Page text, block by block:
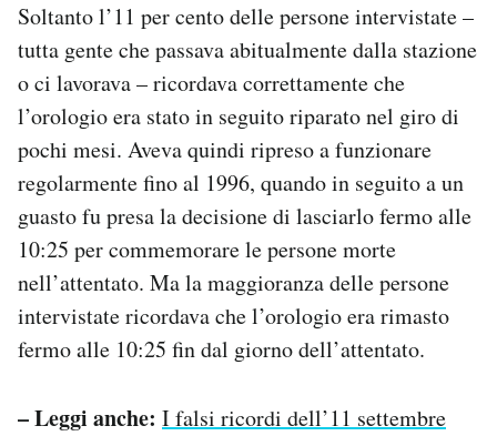
Soltanto l’11 per cento delle persone intervistate –
tutta gente che passava abitualmente dalla stazione
o ci lavorava – ricordava correttamente che
l’orologio era stato in seguito riparato nel giro di
pochi mesi. Aveva quindi ripreso a funzionare
regolarmente fino al 1996, quando in seguito a un
guasto fu presa la decisione di lasciarlo fermo alle
10:25 per commemorare le persone morte
nell’attentato. Ma la maggioranza delle persone
intervistate ricordava che l’orologio era rimasto
fermo alle 10:25 fin dal giorno dell’attentato.
– Leggi anche: I falsi ricordi dell’11 settembre